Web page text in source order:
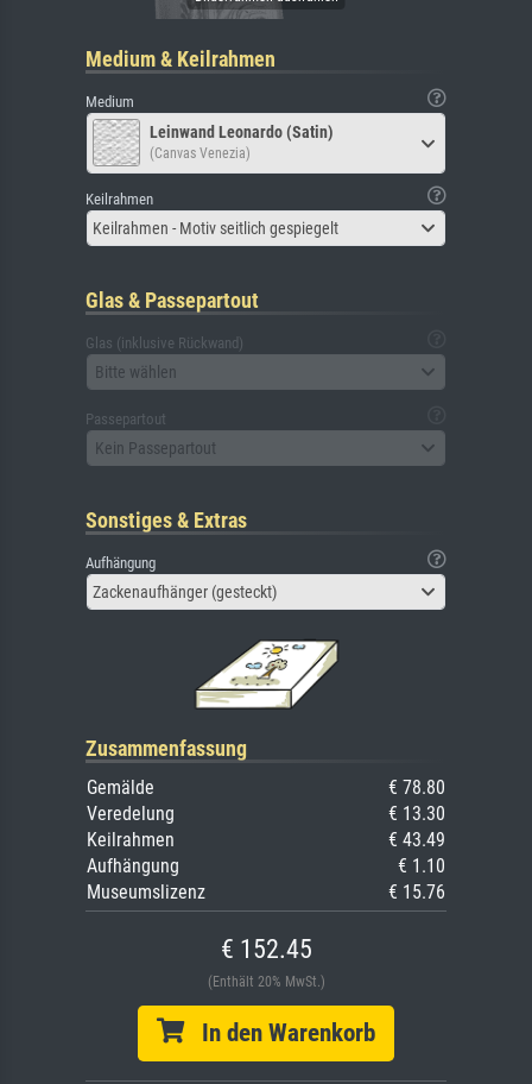
Medium & Keilrahmen
Medium
Leinwand Leonardo (Satin)
(Canvas Venezia)
Keilrahmen
Keilrahmen - Motiv seitlich gespiegelt
Glas & Passepartout
Glas (inklusive Rückwand)
Bitte wählen
Passepartout
Kein Passepartout
Sonstiges & Extras
Aufhängung
Zackenaufhänger (gesteckt)
Zusammenfassung
Gemälde
€ 78.80
Veredelung
€ 13.30
Keilrahmen
€ 43.49
Aufhängung
€ 1.10
Museumslizenz
€ 15.76
€ 152.45
(Enthält 20% MwSt.)
In den Warenkorb